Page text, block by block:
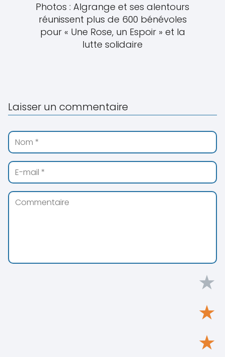
Photos : Algrange et ses alentours
réunissent plus de 600 bénévoles
pour « Une Rose, un Espoir » et la
lutte solidaire
Laisser un commentaire
★
★
★